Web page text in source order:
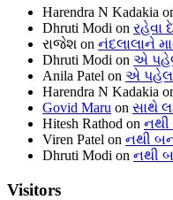
Harendra N Kadakia
Dhruti Modi on રહેવા દે
રાજેશ on નંદલાલાને
Dhruti Modi on એ
Anila Patel on એ
Harendra N Kadakia
Govid Maru on સાથે
Hitesh Rathod on નથી
Viren Patel on નથી
Dhruti Modi on નથી
Visitors